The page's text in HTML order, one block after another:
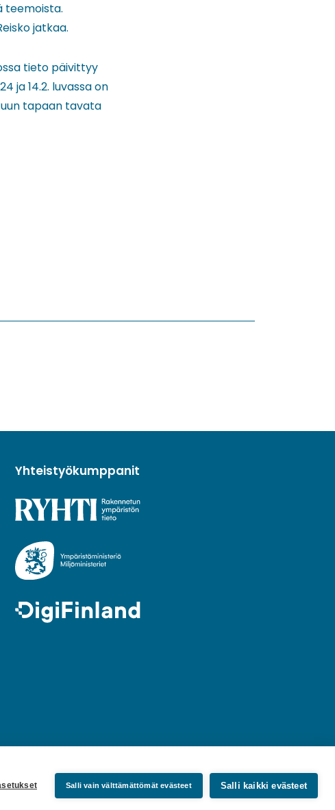
Salli vain välttämättömät evästeet Salli kaikki evästeet
teemoista.
jatkaa.
tieto päivittyy
ja 14.2. luvassa on
tapaan tavata
Yhteistyökumppanit